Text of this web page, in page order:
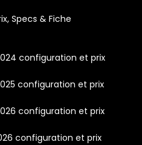
Specs & Fiche
configuration et prix
configuration et prix
configuration et prix
configuration et prix